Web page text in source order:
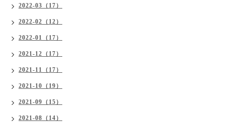
2022-03（17）
2022-02（12）
2022-01（17）
2021-12（17）
2021-11（17）
2021-10（19）
2021-09（15）
2021-08（14）